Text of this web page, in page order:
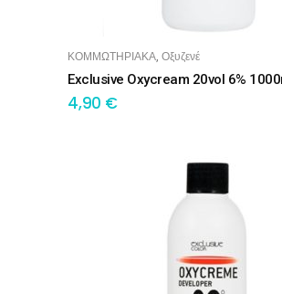
ΠΡΟΣΘΉΚΗ ΣΤΟ ΚΑΛΆΘΙ
ΚΟΜΜΩΤΗΡΙΑΚΑ, Οξυζενέ
Exclusive Oxycream 20vol 6%
4,90 €